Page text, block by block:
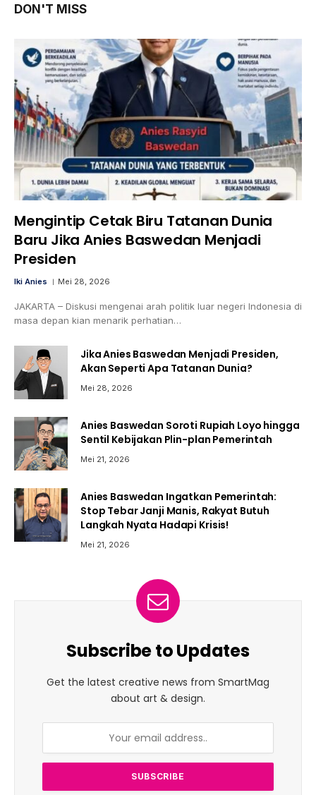
DON'T MISS
Mengintip Cetak Biru Tatanan Dunia
Baru Jika Anies Baswedan Menjadi
Presiden
Iki Anies Mei 28, 2026
JAKARTA – Diskusi mengenai arah politik luar negeri Indonesia di
masa depan kian menarik perhatian…
Jika Anies Baswedan Menjadi Presiden,
Akan Seperti Apa Tatanan Dunia?
Mei 28, 2026
Anies Baswedan Soroti Rupiah Loyo hingga
Sentil Kebijakan Plin-plan Pemerintah
Mei 21, 2026
Anies Baswedan Ingatkan Pemerintah:
Stop Tebar Janji Manis, Rakyat Butuh
Langkah Nyata Hadapi Krisis!
Mei 21, 2026
Subscribe to Updates
Get the latest creative news from SmartMag
about art & design.